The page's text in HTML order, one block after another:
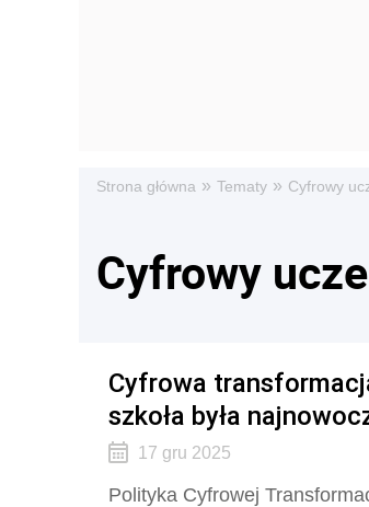
Strona główna » Tematy » Cyfrowy
Cyfrowy
Cyfrowa
szkoła była
17 gru 2025
Polityka Cyfrowej